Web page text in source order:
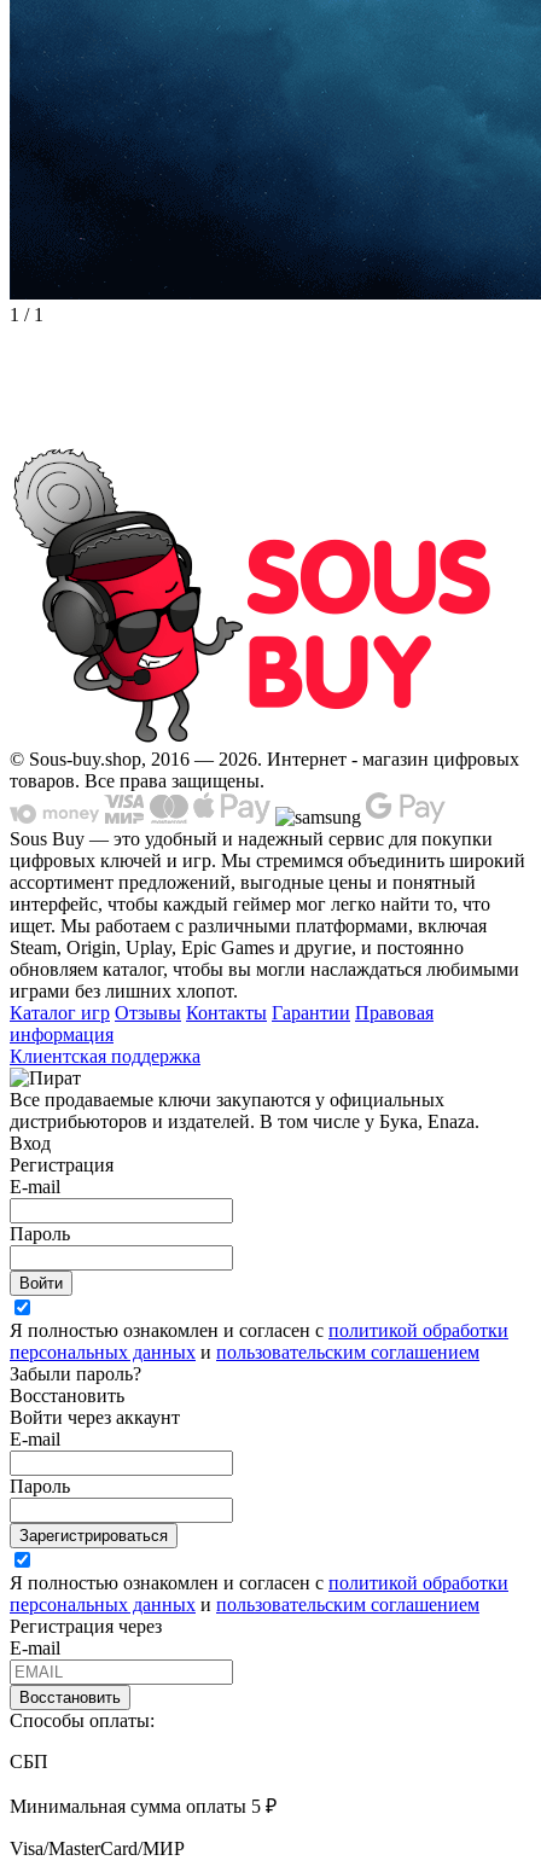
1 / 1
© Sous-buy.shop, 2016 — 2026. Интернет - магазин цифровых
товаров. Все права защищены.
Sous Buy — это удобный и надежный сервис для покупки
цифровых ключей и игр. Мы стремимся объединить широкий
ассортимент предложений, выгодные цены и понятный
интерфейс, чтобы каждый геймер мог легко найти то, что
ищет. Мы работаем с различными платформами, включая
Steam, Origin, Uplay, Epic Games и другие, и постоянно
обновляем каталог, чтобы вы могли наслаждаться любимыми
играми без лишних хлопот.
Каталог игр Отзывы Контакты Гарантии Правовая
информация
Клиентская поддержка
Все продаваемые ключи закупаются у официальных
дистрибьюторов и издателей. В том числе у Бука, Enaza.
Вход
Регистрация
E-mail
Пароль
Войти
Я полностью ознакомлен и согласен с политикой обработки
персональных данных и пользовательским соглашением
Забыли пароль?
Восстановить
Войти через аккаунт
E-mail
Пароль
Зарегистрироваться
Я полностью ознакомлен и согласен с политикой обработки
персональных данных и пользовательским соглашением
Регистрация через
E-mail
Восстановить
Способы оплаты:
СБП
Минимальная сумма оплаты 5 ₽
Visa/MasterCard/МИР